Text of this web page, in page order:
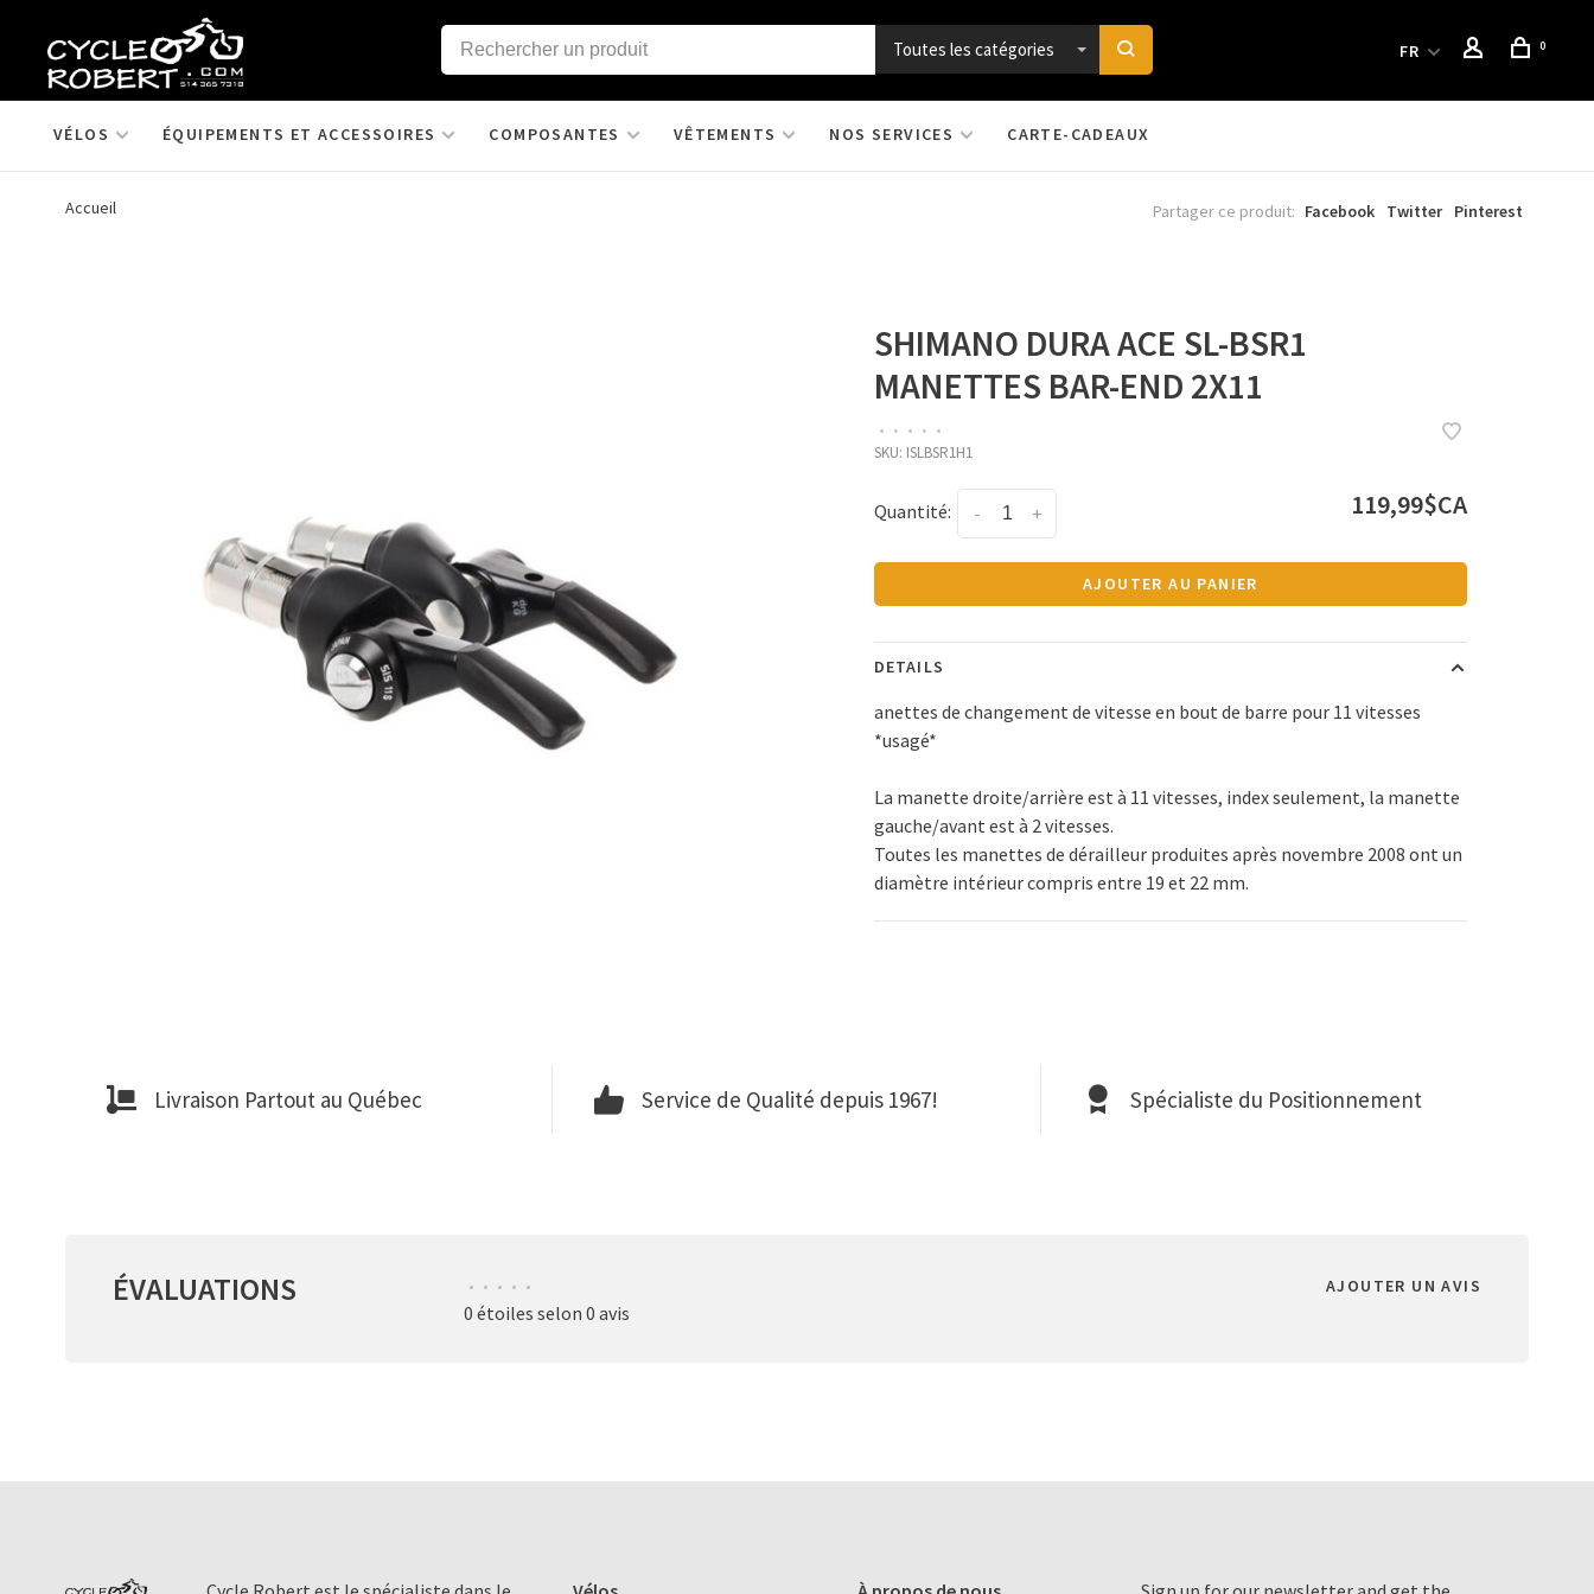
Toutes les catégories FR 0
VÉLOS ÉQUIPEMENTS ET ACCESSOIRES COMPOSANTES VÊTEMENTS NOS SERVICES CARTE-CADEAUX
Accueil Partager ce produit: Facebook Twitter Pinterest
SHIMANO DURA ACE SL-BSR1
MANETTES BAR-END 2X11
• • • • •
SKU: ISLBSR1H1
Quantité: +
- 119,99$CA
AJOUTER AU PANIER
DETAILS
anettes de changement de vitesse en bout de barre pour 11 vitesses
*usagé*
La manette droite/arrière est à 11 vitesses, index seulement, la manette
gauche/avant est à 2 vitesses.
Toutes les manettes de dérailleur produites après novembre 2008 ont un
diamètre intérieur compris entre 19 et 22 mm.
Livraison Partout au Québec Service de Qualité depuis 1967! Spécialiste du Positionnement
ÉVALUATIONS • • • • •
0 étoiles selon 0 avis
AJOUTER UN AVIS